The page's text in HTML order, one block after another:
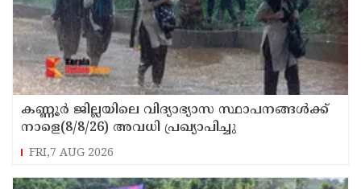
കണ്ണൂർ ജില്ലയിലെ വിദ്യാഭ്യാസ സ്ഥാപനങ്ങള്‍ക്ക്
നാളെ(8/8/26) അവധി പ്രഖ്യാപിച്ചു
FRI,7 AUG 2026